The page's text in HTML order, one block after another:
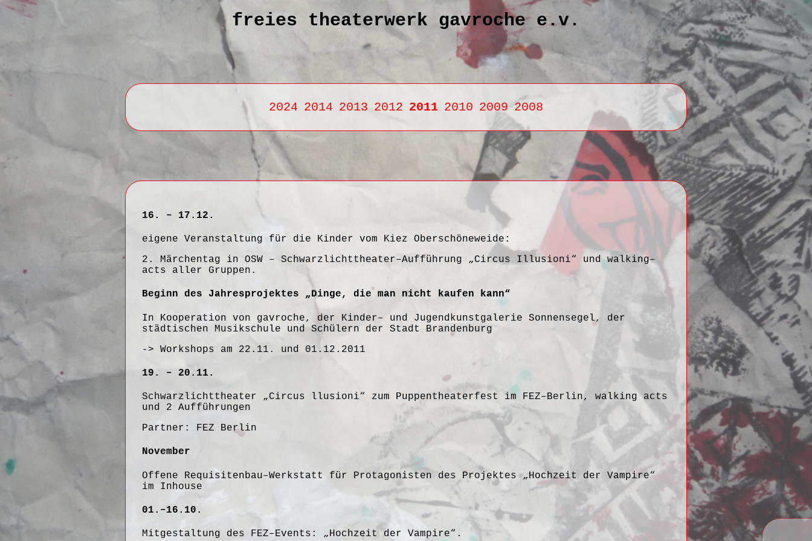
freies theaterwerk gavroche e.v.
2024 2014 2013 2012 2011 2010 2009 2008
16. – 17.12.
eigene Veranstaltung für die Kinder vom Kiez Oberschöneweide:
2. Märchentag in OSW – Schwarzlichttheater–Aufführung „Circus Illusioni“ und walking–
acts aller Gruppen.
Beginn des Jahresprojektes „Dinge, die man nicht kaufen kann“
In Kooperation von gavroche, der Kinder– und Jugendkunstgalerie Sonnensegel, der
städtischen Musikschule und Schülern der Stadt Brandenburg
-> Workshops am 22.11. und 01.12.2011
19. – 20.11.
Schwarzlichttheater „Circus llusioni“ zum Puppentheaterfest im FEZ–Berlin, walking acts
und 2 Aufführungen
Partner: FEZ Berlin
November
Offene Requisitenbau–Werkstatt für Protagonisten des Projektes „Hochzeit der Vampire“
im Inhouse
01.–16.10.
Mitgestaltung des FEZ–Events: „Hochzeit der Vampire“.